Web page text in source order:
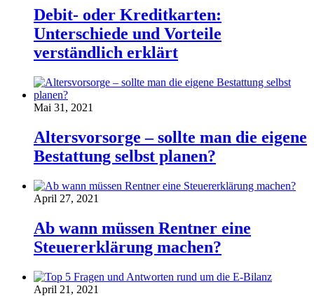
Debit- oder Kreditkarten:
Unterschiede und Vorteile
verständlich erklärt
Mai 31, 2021
Altersvorsorge – sollte man die eigene
Bestattung selbst planen?
April 27, 2021
Ab wann müssen Rentner eine
Steuererklärung machen?
April 21, 2021